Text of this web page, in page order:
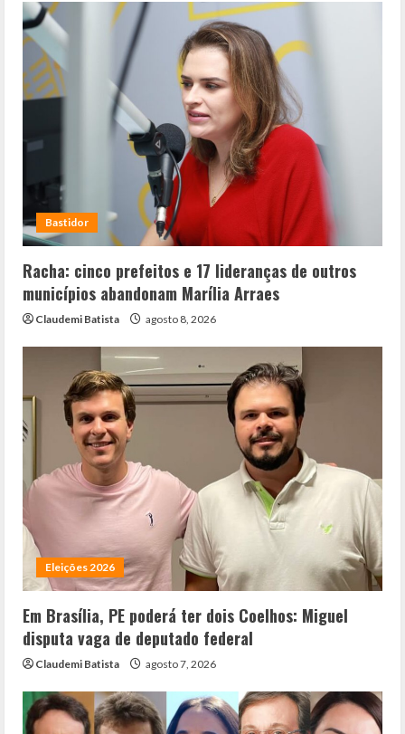
Bastidor
Racha: cinco prefeitos e 17 lideranças de outros
municípios abandonam Marília Arraes
Claudemi Batista agosto 8, 2026
Eleições 2026
Em Brasília, PE poderá ter dois Coelhos: Miguel
disputa vaga de deputado federal
Claudemi Batista agosto 7, 2026